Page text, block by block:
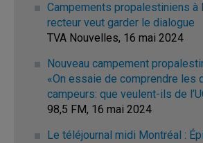
Campements propalestiniens à
recteur veut garder le dialogue
TVA Nouvelles, 16 mai 2024
Nouveau campement
«On essaie de comprendre les
campeurs: que veulent-ils de
98,5 FM, 16 mai 2024
Le téléjournal midi Montréal :